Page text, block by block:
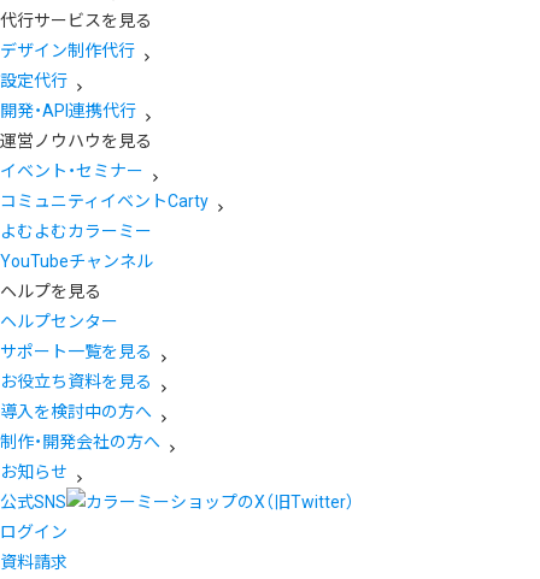
代行サービスを見る
デザイン制作代行
設定代行
開発・API連携代行
運営ノウハウを見る
イベント・セミナー
コミュニティイベントCarty
よむよむカラーミー
YouTubeチャンネル
ヘルプを見る
ヘルプセンター
サポート一覧を見る
お役立ち資料を見る
導入を検討中の方へ
制作・開発会社の方へ
お知らせ
公式SNS
ログイン
資料請求